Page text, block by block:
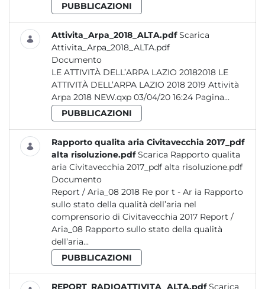
PUBBLICAZIONI
Attivita_Arpa_2018_ALTA.pdf Scarica
Attivita_Arpa_2018_ALTA.pdf
Documento
LE ATTIVITÀ DELL’ARPA LAZIO 20182018 LE
ATTIVITÀ DELL’ARPA LAZIO 2018 2019 Attività
Arpa 2018 NEW.qxp 03/04/20 16:24 Pagina...
PUBBLICAZIONI
Rapporto qualita aria Civitavecchia 2017_pdf
alta risoluzione.pdf Scarica Rapporto qualita
aria Civitavecchia 2017_pdf alta risoluzione.pdf
Documento
Report / Aria_08 2018 Re por t - Ar ia Rapporto
sullo stato della qualità dell’aria nel
comprensorio di Civitavecchia 2017 Report /
Aria_08 Rapporto sullo stato della qualità
dell’aria...
PUBBLICAZIONI
REPORT_RADIOATTIVITA_ALTA.pdf Scarica